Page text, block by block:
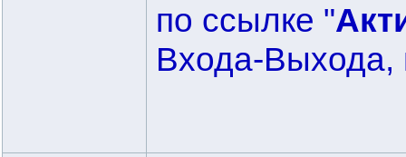
по ссылке "
Входа-Выхода,